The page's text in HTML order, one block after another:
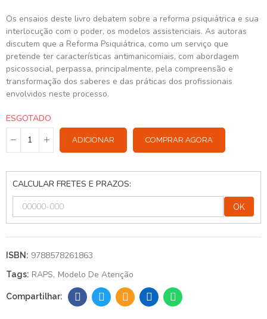
Os ensaios deste livro debatem sobre a reforma psiquiátrica e sua
interlocução com o poder, os modelos assistenciais. As autoras
discutem que a Reforma Psiquiátrica, como um serviço que
pretende ter características antimanicomiais, com abordagem
psicossocial, perpassa, principalmente, pela compreensão e
transformação dos saberes e das práticas dos profissionais
envolvidos neste processo.
ESGOTADO
ADICIONAR COMPRAR AGORA
CALCULAR FRETES E PRAZOS:
OK
ISBN: 9788578261863
Tags: RAPS Modelo De Atenção